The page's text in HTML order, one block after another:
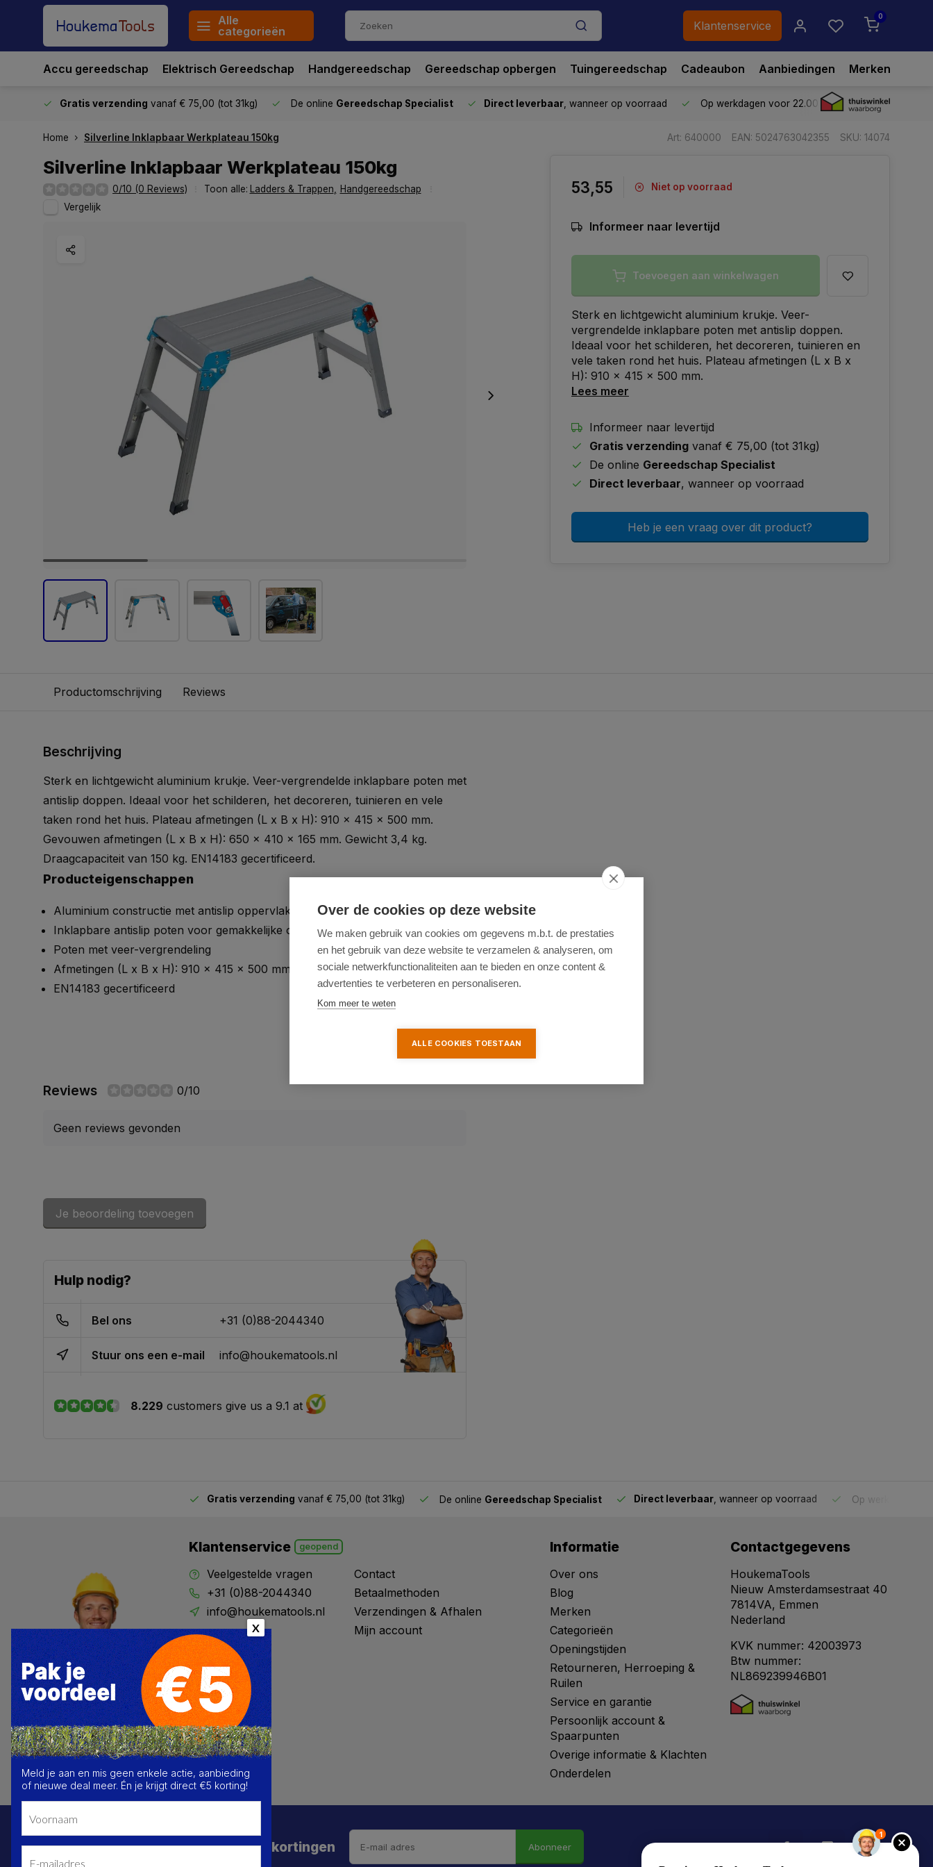
Alle
categorieën
Klantenservice
0
Accu gereedschap Elektrisch Gereedschap Handgereedschap Gereedschap opbergen Tuingereedschap Cadeaubon Aanbiedingen Merken
Gratis verzending vanaf € 75,00 (tot 31kg) De online Gereedschap Specialist Direct leverbaar , wanneer op voorraad Op werkdagen voor 22.00 uur besteld,vandaag
Home Silverline Inklapbaar Werkplateau 150kg Art: 640000 EAN: 5024763042355 SKU: 14074
Silverline Inklapbaar Werkplateau 150kg
0/10 (0 Reviews) Toon alle: Ladders & Trappen
Handgereedschap
Vergelijk
53,55 Niet op voorraad
Informeer naar levertijd
Toevoegen aan winkelwagen
Sterk en lichtgewicht aluminium krukje. Veer-
vergrendelde inklapbare poten met antislip doppen.
Ideaal voor het schilderen, het decoreren, tuinieren en
vele taken rond het huis. Plateau afmetingen (L x B x
H): 910 x 415 x 500 mm.
Lees meer
Informeer naar levertijd
Gratis verzending vanaf € 75,00 (tot 31kg)
De online Gereedschap Specialist
Direct leverbaar, wanneer op voorraad
Heb je een vraag over dit product?
Productomschrijving Reviews
Beschrijving
Sterk en lichtgewicht aluminium krukje. Veer-vergrendelde inklapbare poten met
antislip doppen. Ideaal voor het schilderen, het decoreren, tuinieren en vele
taken rond het huis. Plateau afmetingen (L x B x H): 910 x 415 x 500 mm.
Gevouwen afmetingen (L x B x H): 650 x 410 x 165 mm. Gewicht 3,4 kg.
Draagcapaciteit van 150 kg. EN14183 gecertificeerd.
Producteigenschappen
Aluminium constructie met antislip oppervlak
Inklapbare antislip poten voor gemakkelijke opberging
Poten met veer-vergrendeling
Afmetingen (L x B x H): 910 x 415 x 500 mm
EN14183 gecertificeerd
Reviews 0/10
Geen reviews gevonden
Je beoordeling toevoegen
Hulp nodig?
Bel ons +31 (0)88-2044340
Stuur ons een e-mail info@houkematools.nl
8.229 customers give us a 9.1 at
Gratis verzending vanaf € 75,00 (tot 31kg) De online Gereedschap Specialist Direct leverbaar , wanneer op voorraad Op werkdagen
Klantenservice geopend
Veelgestelde vragen
+31 (0)88-2044340
info@houkematools.nl
Contact
Betaalmethoden
Verzendingen & Afhalen
Mijn account
Informatie
Over ons
Blog
Merken
Categorieën
Openingstijden
Retourneren, Herroeping &
Ruilen
Service en garantie
Persoonlijk account &
Spaarpunten
Overige informatie & Klachten
Onderdelen
Contactgegevens
HoukemaTools
Nieuw Amsterdamsestraat 40
7814VA, Emmen
Nederland
KVK nummer: 42003973
Btw nummer:
NL869239946B01
Schrijf je in voor de beste deals en kortingen Abonneer
Over de cookies op deze website
We maken gebruik van cookies om gegevens m.b.t. de prestaties
en het gebruik van deze website te verzamelen & analyseren, om
sociale netwerkfunctionaliteiten aan te bieden en onze content &
advertenties te verbeteren en personaliseren.
Kom meer te weten
ALLE COOKIES TOESTAAN
X
Meld je aan en mis geen enkele actie, aanbieding
of nieuwe deal meer. Én je krijgt direct €5 korting!
1